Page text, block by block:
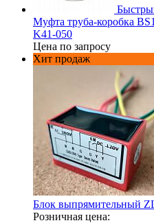
Муфта труба-коробка
K41-050
Цена по запросу
Хит продаж
Блок выпрямительный
Розничная цена: